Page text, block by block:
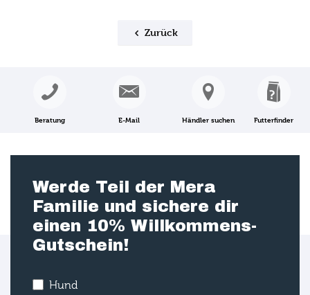
Zurück
Beratung E-Mail Händler suchen Futterfinder
Werde Teil der Mera
Familie und sichere dir
einen 10% Willkommens-
Gutschein!
Hund